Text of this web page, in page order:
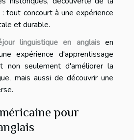
tout concourt à une expérience
et durable.
linguistique en anglaisen
expérience d'apprentissage
non seulement d'améliorer la
mais aussi de découvrir une
pour